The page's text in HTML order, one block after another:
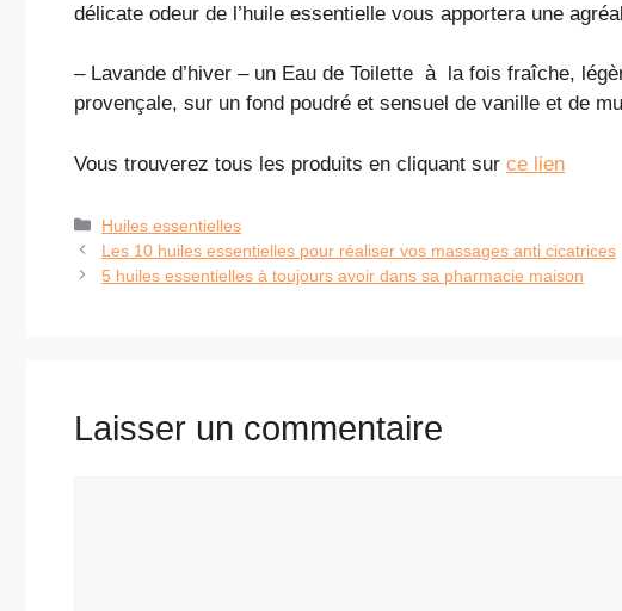
délicate odeur de l’huile essentielle vous apportera une
– Lavande d’hiver – un Eau de Toilette à la fois fraîche,
provençale, sur un fond poudré et sensuel de vanille et de
Vous trouverez tous les produits en cliquant sur ce lien
Catégories
Huiles essentielles
Les 10 huiles essentielles pour réaliser vos massages anti cicatrices
5 huiles essentielles à toujours avoir dans sa pharmacie maison
Laisser un commentaire